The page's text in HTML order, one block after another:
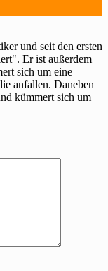
und seit den ersten
Er ist außerdem
sich um eine
anfallen. Daneben
kümmert sich um